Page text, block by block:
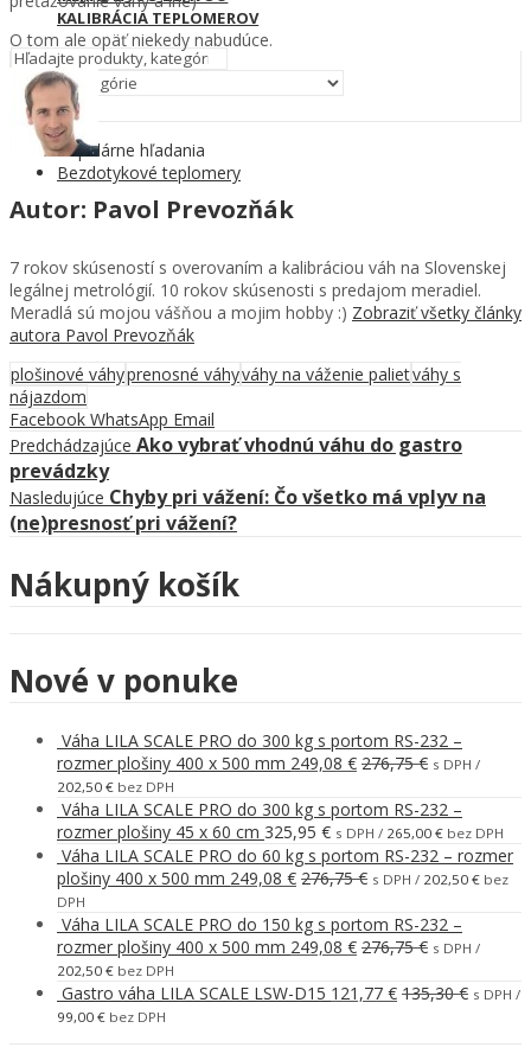
KALIBRÁCIA TEPLOMEROV
Hľadať
Populárne hľadania
Bezdotykové teplomery
O tom ale opäť niekedy nabudúce.
Autor: Pavol Prevozňák
7 rokov skúseností s overovaním a kalibráciou váh na Slovenskej
legálnej metrológií. 10 rokov skúsenosti s predajom meradiel.
Meradlá sú mojou vášňou a mojim hobby :) Zobraziť všetky články
autora Pavol Prevozňák
plošinové váhyprenosné váhyváhy na váženie palietváhy s
nájazdom
Facebook WhatsApp Email
Predchádzajúce Ako vybrať vhodnú váhu do gastro
prevádzky
Nasledujúce Chyby pri vážení: Čo všetko má vplyv na
(ne)presnosť pri vážení?
Nákupný košík
Nové v ponuke
Váha LILA SCALE PRO do 300 kg s portom RS-232 –
rozmer plošiny 400 x 500 mm 249,08 € 276,75€ s DPH /
202,50 € bez DPH
Váha LILA SCALE PRO do 300 kg s portom RS-232 –
rozmer plošiny 45 x 60 cm 325,95 € s DPH / 265,00 € bez DPH
Váha LILA SCALE PRO do 60 kg s portom RS-232 – rozmer
plošiny 400 x 500 mm 249,08 € 276,75€ s DPH / 202,50 € bez
DPH
Váha LILA SCALE PRO do 150 kg s portom RS-232 –
rozmer plošiny 400 x 500 mm 249,08 € 276,75€ s DPH /
202,50 € bez DPH
Gastro váha LILA SCALE LSW-D15 121,77 € 135,30€ s DPH /
99,00 € bez DPH